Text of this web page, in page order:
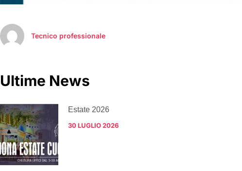
Tecnico professionale
Ultime News
Estate 2026
30 LUGLIO 2026